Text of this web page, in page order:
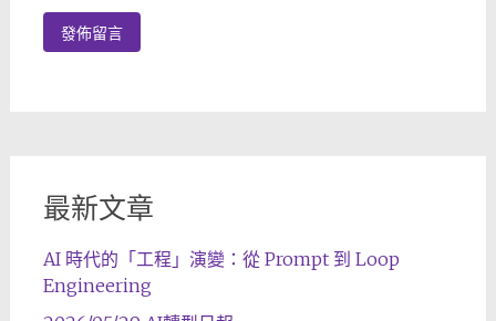
最新文章
AI 時代的「工程」演變：從 Prompt 到 Loop
Engineering